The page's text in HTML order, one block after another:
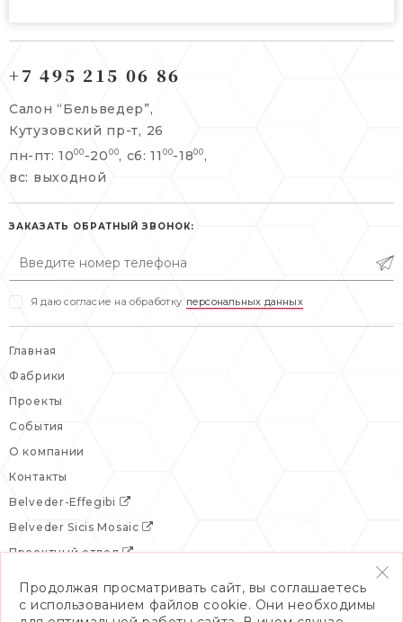
info@belveder-e.ru
пн-пт: 10:00-20:00
сб, вс: выходной
Берсеневский переулок, 3/10с7
+7 495 477 45 43
info@belveder-e.ru
пн-пт: 10:00-19:00
сб: выходной
+7 495 215 06 86
Салон “Бельведер”,
Кутузовский пр-т, 26
пн-пт: 1000 -20 00, сб: 11 00-1800 ,
вс: выходной
ЗАКАЗАТЬ ОБРАТНЫЙ ЗВОНОК:
Я даю согласие на обработку персональных данных
Главная
Фабрики
Проекты
События
О компании
Контакты
Belveder-Effegibi
Belveder Sicis Mosaic
Проектный отдел
Продолжая просматривать сайт, вы соглашаетесь
с использованием файлов cookie. Они необходимы